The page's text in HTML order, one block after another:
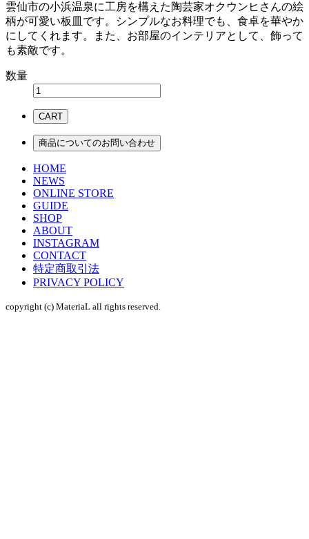
雲仙市の小浜温泉に工房を構えた陶芸家オクウンヒさんの絵
柄が可愛い板皿です。シンプルなお料理でも、食卓を華やか
にしてくれます。また、お部屋のインテリアとして、飾って
も素敵です。
数量
CART
商品についてのお問い合わせ
HOME
NEWS
ONLINE STORE
GUIDE
SHOP
ABOUT
INSTAGRAM
CONTACT
特定商取引法
PRIVACY POLICY
copyright (c) MateriaL all rights reserved.